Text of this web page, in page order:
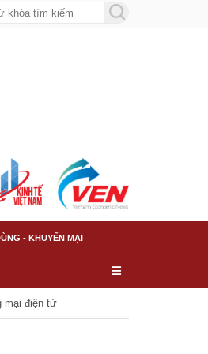
- KHUYẾN MẠI
mại điện tử